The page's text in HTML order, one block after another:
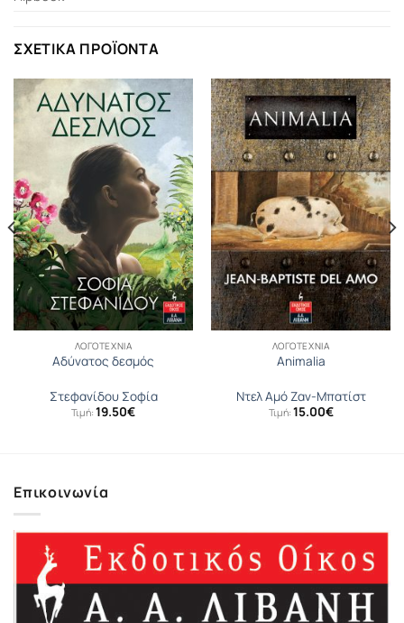
ΣΧΕΤΙΚΆ ΠΡΟΪΌΝΤΑ
ΛΟΓΟΤΕΧΝΊΑ
Αδύνατος δεσμός
Στεφανίδου Σοφία
Τιμή: 19.50€
ΛΟΓΟΤΕΧΝΊΑ
Animalia
Ντελ Αµό Ζαν-Μπατίστ
Τιμή: 15.00€
Επικοινωνία